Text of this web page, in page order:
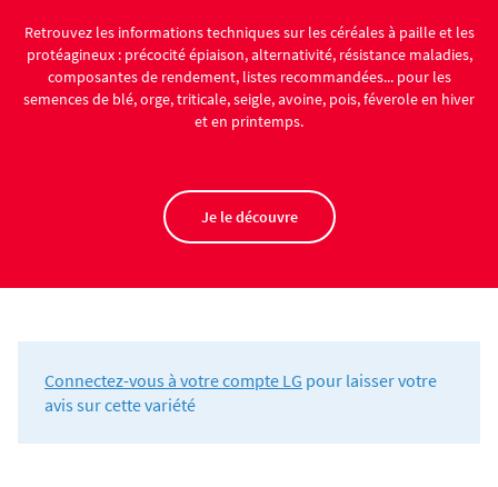
Retrouvez les informations techniques sur les céréales à paille et les
protéagineux : précocité épiaison, alternativité, résistance maladies,
composantes de rendement, listes recommandées... pour les
semences de blé, orge, triticale, seigle, avoine, pois, féverole en hiver
et en printemps.
Je le découvre
Connectez-vous à votre compte LG pour laisser votre
avis sur cette variété